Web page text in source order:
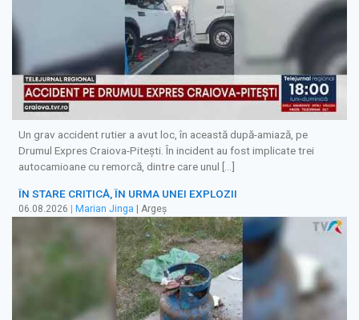
Un grav accident rutier a avut loc, în această după-amiază, pe
Drumul Expres Craiova-Pitești. În incident au fost implicate trei
autocamioane cu remorcă, dintre care unul […]
ÎN STARE CRITICĂ, ÎN URMA UNEI EXPLOZII
06.08.2026 Marian Jinga | Argeș